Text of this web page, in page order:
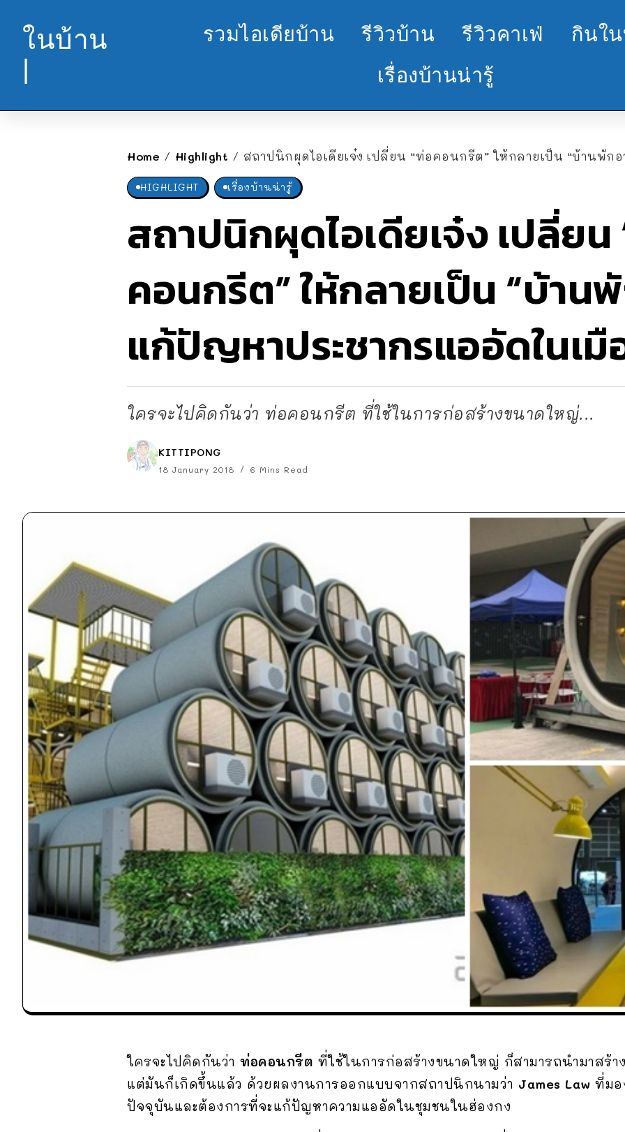
ในบ้าน
|
รวมไอเดียบ้าน รีวิวบ้าน รีวิวคาเฟ่
กินใ
เรื่องบ้านน่ารู้
Home / Highlight / สถาปนิกผุดไอเดียเจ๋ง เปลี่ยน “ท่อคอนกรีต” ให้กลายเป็น “บ้านพักอาศัย
HIGHLIGHT เรื่องบ้านน่ารู้
สถาปนิกผุดไอเดียเจ๋ง เปลี่ยน
คอนกรีต” ให้กลายเป็น “บ้าน
แก้ปัญหาประชากรแออัดในเมื
ใครจะไปคิดกันว่า ท่อคอนกรีต ที่ใช้ในการก่อสร้างขนาดใหญ่...
KITTIPONG
18 January 2018 6 Mins Read
ใครจะไปคิดกันว่า ท่อคอนกรีต ที่ใช้ในการก่อสร้างขนาดใหญ่ ก็สามารถนำมาสร้า
แต่มันก็เกิดขึ้นแล้ว ด้วยผลงานการออกแบบจากสถาปนิกนามว่า James Law ที่มอ
ปัจจุบันและต้องการที่จะแก้ปัญหาความแออัดในชุมชนในฮ่องกง